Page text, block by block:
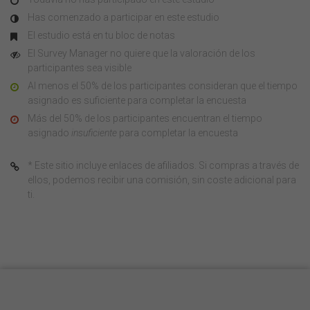
Has comenzado a participar en este estudio
El estudio está en tu bloc de notas
El Survey Manager no quiere que la valoración de los
participantes sea visible
Al menos el 50% de los participantes consideran que el tiempo
asignado es suficiente para completar la encuesta
Más del 50% de los participantes encuentran el tiempo
asignado insuficiente para completar la encuesta
* Este sitio incluye enlaces de afiliados. Si compras a través de
ellos, podemos recibir una comisión, sin coste adicional para
ti.